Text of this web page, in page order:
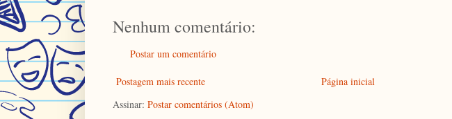
Nenhum comentário:
Postar um comentário
Postagem mais recente
Página inicial
Assinar: Postar comentários (Atom)